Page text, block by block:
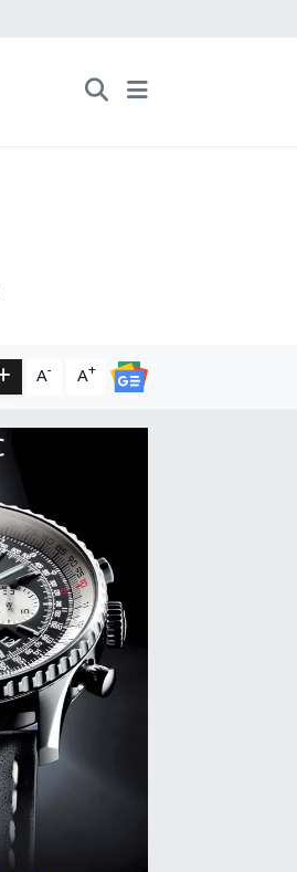
A- A+